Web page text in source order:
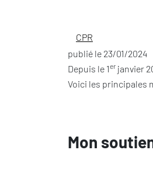
CPR
publié le 23/01/2024
Depuis le 1er janvier
Voici les principales
Mon